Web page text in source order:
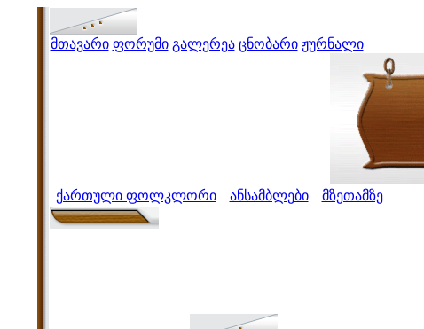
მთავარი ფორუმი გალერეა ცნობარი ჟურნალი
ქართული ფოლკლორი ანსამბლები მზეთამზე